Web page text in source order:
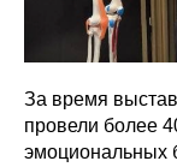
За время
провели более
эмоциональных